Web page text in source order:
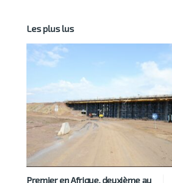
Les plus lus
Premier en Afrique, deuxième au